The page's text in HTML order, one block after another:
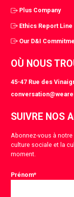
Plus Company
Ethics Report Line
Our D&I
OÙ NOUS
45-47 Rue des
SUIVRE NOS
Abonnez-vous à
culture sociale et la
moment.
Prénom*